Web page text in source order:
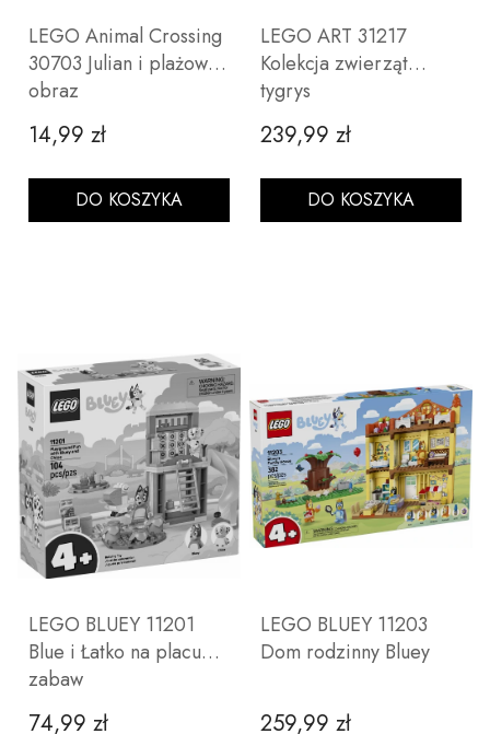
LEGO Animal Crossing
30703 Julian i plażowy
obraz
Cena
14,99 zł
DO KOSZYKA
LEGO ART 31217
Kolekcja zwierząt
tygrys
Cena
239,99 zł
DO KOSZYKA
LEGO BLUEY 11201
Blue i Łatko na placu
zabaw
Cena
74,99 zł
LEGO BLUEY 11203
Dom rodzinny Bluey
Cena
259,99 zł